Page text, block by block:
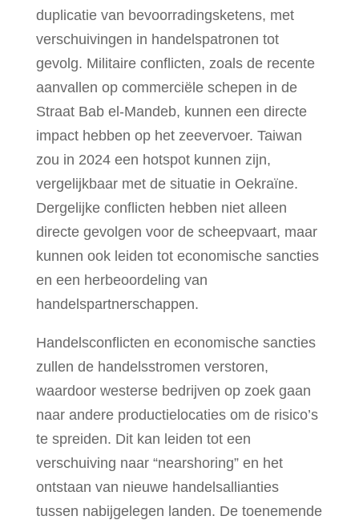
duplicatie van bevoorradingsketens, met
verschuivingen in handelspatronen tot
gevolg. Militaire conflicten, zoals de recente
aanvallen op commerciële schepen in de
Straat Bab el-Mandeb, kunnen een directe
impact hebben op het zeevervoer. Taiwan
zou in 2024 een hotspot kunnen zijn,
vergelijkbaar met de situatie in Oekraïne.
Dergelijke conflicten hebben niet alleen
directe gevolgen voor de scheepvaart, maar
kunnen ook leiden tot economische sancties
en een herbeoordeling van
handelspartnerschappen.
Handelsconflicten en economische sancties
zullen de handelsstromen verstoren,
waardoor westerse bedrijven op zoek gaan
naar andere productielocaties om de risico’s
te spreiden. Dit kan leiden tot een
verschuiving naar “nearshoring” en het
ontstaan van nieuwe handelsallianties
tussen nabijgelegen landen. De toenemende